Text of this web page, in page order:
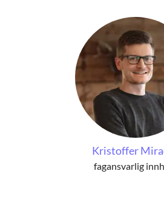
Kristoffer
fagansvarlig